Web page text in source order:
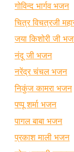
गोविन्द भार्गव भजन
चित्र विचत्रजी
जया किशोरी जी
नंदू जी भजन
नरेंद्र चंचल भजन
निकुंज कामरा भजन
पप्पू शर्मा भजन
पागल बाबा भजन
प्रकाश माली भजन